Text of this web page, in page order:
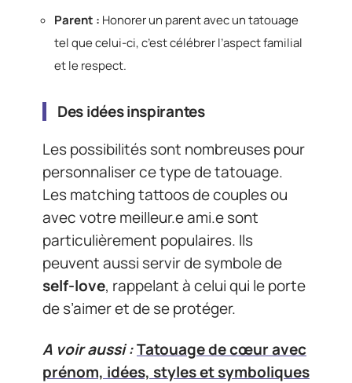
Parent : Honorer un parent avec un tatouage
tel que celui-ci, c’est célébrer l’aspect familial
et le respect.
Des idées inspirantes
Les possibilités sont nombreuses pour
personnaliser ce type de tatouage.
Les matching tattoos de couples ou
avec votre meilleur.e ami.e sont
particulièrement populaires. Ils
peuvent aussi servir de symbole de
self-love, rappelant à celui qui le porte
de s’aimer et de se protéger.
A voir aussi :Tatouage de cœur avec
prénom, idées, styles et symboliques